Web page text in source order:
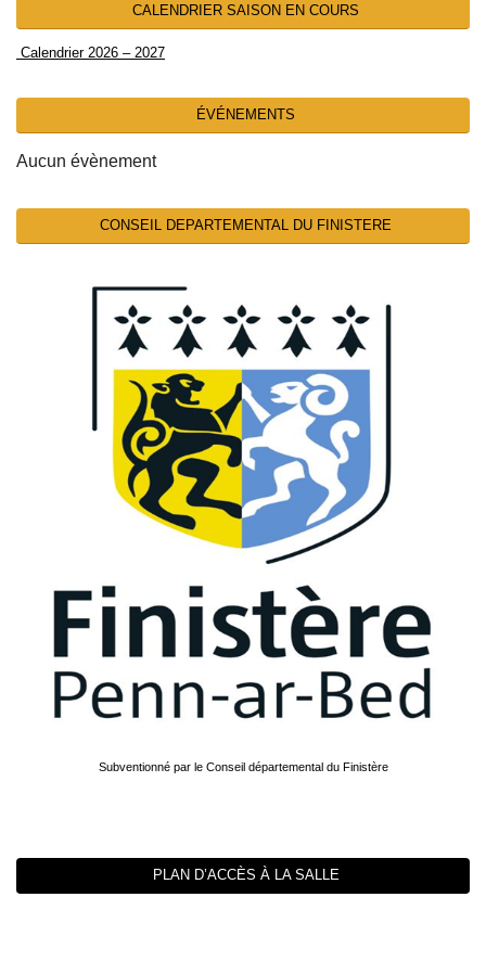
CALENDRIER SAISON EN COURS
Calendrier 2026 – 2027
ÉVÉNEMENTS
Aucun évènement
CONSEIL DEPARTEMENTAL DU FINISTERE
Subventionné par le Conseil départemental du Finistère
PLAN D’ACCÈS À LA SALLE